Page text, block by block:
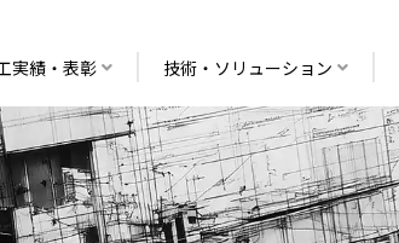
実績・表彰 技術・ソリューション